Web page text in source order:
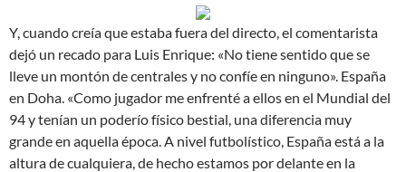
Y, cuando creía que estaba fuera del directo, el comentarista
dejó un recado para Luis Enrique: «No tiene sentido que se
lleve un montón de centrales y no confíe en ninguno». España
en Doha. «Como jugador me enfrenté a ellos en el Mundial del
94 y tenían un poderío físico bestial, una diferencia muy
grande en aquella época. A nivel futbolístico, España está a la
altura de cualquiera, de hecho estamos por delante en la